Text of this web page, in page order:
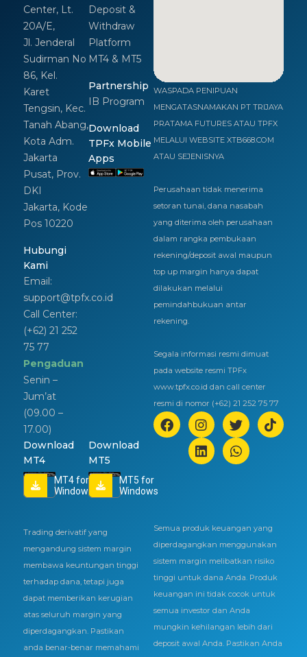
Center, Lt.
20A/E,
Jl. Jenderal
Sudirman No
86, Kel.
Karet
Tengsin, Kec.
Tanah Abang,
Kota Adm.
Jakarta
Pusat, Prov.
DKI
Jakarta, Kode
Pos 10220
Hubungi
Kami
Email:
support@tpfx.co.id
Call Center:
(+62) 21 252
75 77
Pengaduan
Senin –
Jum’at
(09.00 –
17.00)
Deposit &
Withdraw
Platform
MT4 & MT5
Partnership
IB Program
Download
TPFx Mobile
Apps
Download
MT4
MT4 for
Windows
Download
MT5
MT5 for
Windows
WASPADA PENIPUAN
MENGATASNAMAKAN PT TRIJAYA
PRATAMA FUTURES ATAU TPFX
MELALUI WEBSITE XTB668.COM
ATAU SEJENISNYA
Perusahaan tidak menerima
setoran tunai, dana nasabah
yang diterima oleh perusahaan
dalam rangka pembukaan
rekening/deposit awal maupun
top up margin hanya dapat
dilakukan melalui
pemindahbukuan antar
rekening.
Segala informasi resmi dimuat
pada website resmi TPFx
www.tpfx.co.id dan call center
resmi di nomor (+62) 21 252 75 77
Trading derivatif yang
mengandung sistem margin
membawa keuntungan tinggi
terhadap dana, tetapi juga
dapat memberikan kerugian
atas seluruh margin yang
diperdagangkan. Pastikan
anda benar-benar memahami
Semua produk keuangan yang
diperdagangkan menggunakan
sistem margin melibatkan risiko
tinggi untuk dana Anda. Produk
keuangan ini tidak cocok untuk
semua investor dan Anda
mungkin kehilangan lebih dari
deposit awal Anda. Pastikan Anda